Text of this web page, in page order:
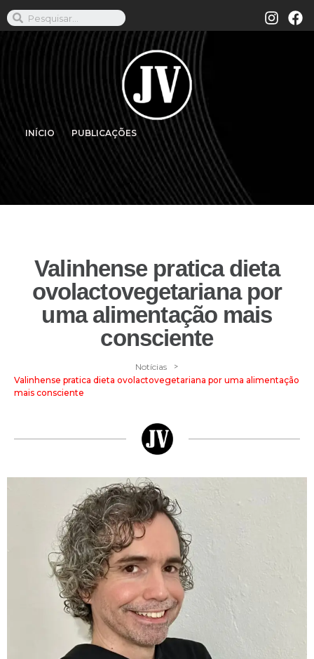
INÍCIO PUBLICAÇÕES
Valinhense pratica dieta
ovolactovegetariana por
uma alimentação mais
consciente
Notícias >
Valinhense pratica dieta ovolactovegetariana por uma alimentação
mais consciente